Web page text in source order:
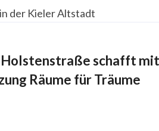
der Kieler Altstadt
Holstenstraße schafft mit
Räume für Träume